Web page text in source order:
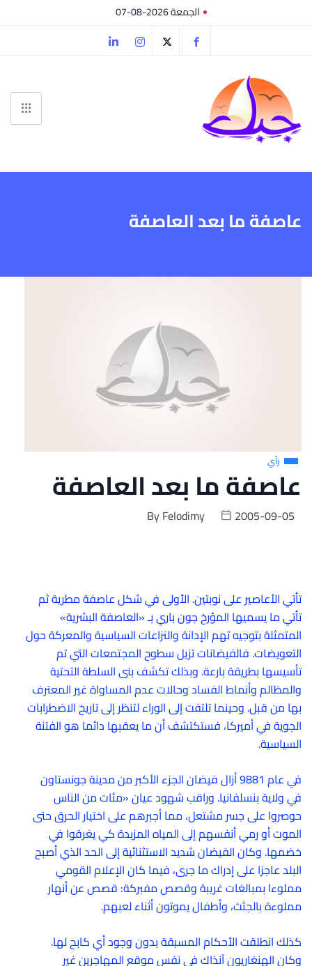
الجمعة 2026-08-07
عاصفة ما بعد العاصفة
رأي
عاصفة ما بعد العاصفة
ByFelodimy 2005-09-05
تأتي الأعاصير على نوبتين. الأولى في شكل عاصفة مطرية ثم
تأتي ما يسميها المؤرخ جون باري بـ «العاصفة البشرية»
المتمثلة بتوجيه تهم الإدانة والنزاعات السياسية والمعركة حول
التعويضات. فالفيضانات تزيل سطوح المجتمعات التي تم
تأسيسها بطريقة بارعة. وبذلك تكشف بنى السلطة التحتية
والمظالم وأنماط الفساد وحالات عدم المساواة غير المعترف
بها من قبل. وحينما تلتفت إلى الوراء لتنظر إلى تاريخ الاضطرابات
الجوية في أميركا، فستكتشف أن ما يعقبها دائما هو الفتنة
السياسية.
في عام 9881 أزال فيضان الجزء الأكبر من مدينة جونستاون
في ولاية بنسلفانيا. وراقب شهود عيان «مئات من الناس
حوصروا على جسر مشتعل، مما أجبرهم على اختيار الحرق حتى
الموت أو رمي أنفسهم إلى المياه المزبدة كي يغرقوا في
خضمها. وكان الفيضان شديد الاستثنائية إلى الحد الذي أصبح
البلد عاجزا على إدراك ما جرى، فيما كان الإعلام القومي
مملوءا بمبالغات غريبة وقصص مفبركة: قصص عن أنهار
مملوءة بالجثث، وأطفال يموتون أثناء لعبهم.
كذلك انطلقت الأحكام المسبقة بدون وجود أي كابح لها.
وكان الهنغاريون آنذاك في نفس موقع المهاجرين غير